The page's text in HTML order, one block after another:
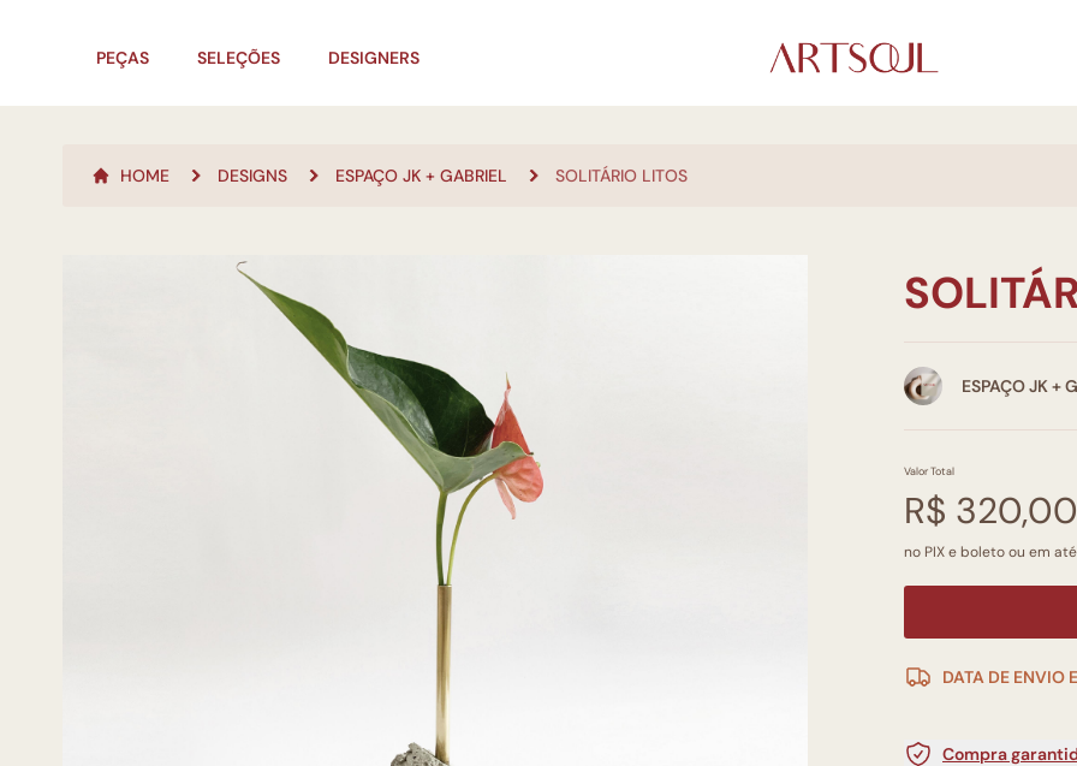
PEÇAS SELEÇÕES DESIGNERS
HOME DESIGNS ESPAÇO JK + GABRIEL SOLITÁRIO LITOS
ESPAÇO JK +
Valor Total
R$ 320,00
no PIX e boleto ou em
DATA DE
Compra